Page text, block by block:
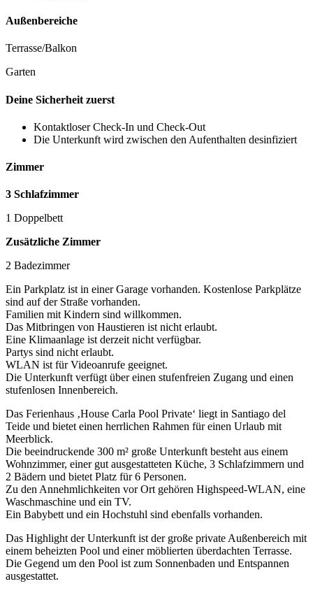
Außenbereiche
Terrasse/Balkon
Garten
Deine Sicherheit zuerst
Kontaktloser Check-In und Check-Out
Die Unterkunft wird zwischen den Aufenthalten desinfiziert
Zimmer
3 Schlafzimmer
1 Doppelbett
Zusätzliche Zimmer
2 Badezimmer
Ein Parkplatz ist in einer Garage vorhanden. Kostenlose Parkplätze
sind auf der Straße vorhanden.
Familien mit Kindern sind willkommen.
Das Mitbringen von Haustieren ist nicht erlaubt.
Eine Klimaanlage ist derzeit nicht verfügbar.
Partys sind nicht erlaubt.
WLAN ist für Videoanrufe geeignet.
Die Unterkunft verfügt über einen stufenfreien Zugang und einen
stufenlosen Innenbereich.
Das Ferienhaus ‚House Carla Pool Private‘ liegt in Santiago del
Teide und bietet einen herrlichen Rahmen für einen Urlaub mit
Meerblick.
Die beeindruckende 300 m² große Unterkunft besteht aus einem
Wohnzimmer, einer gut ausgestatteten Küche, 3 Schlafzimmern und
2 Bädern und bietet Platz für 6 Personen.
Zu den Annehmlichkeiten vor Ort gehören Highspeed-WLAN, eine
Waschmaschine und ein TV.
Ein Babybett und ein Hochstuhl sind ebenfalls vorhanden.
Das Highlight der Unterkunft ist der große private Außenbereich mit
einem beheizten Pool und einer möblierten überdachten Terrasse.
Die Gegend um den Pool ist zum Sonnenbaden und Entspannen
ausgestattet.